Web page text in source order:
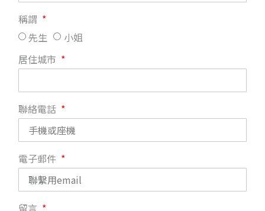
稱謂
先生
小姐
居住城市
聯絡電話
電子郵件
留言